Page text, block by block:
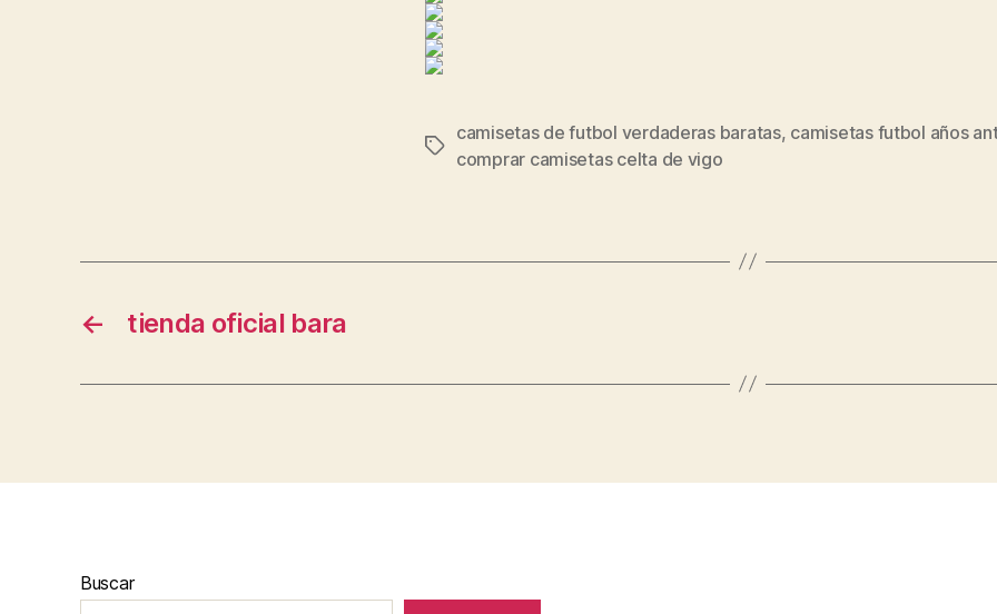
Etiquetas
camisetas de futbol verdaderas baratas, camisetas futbol años
comprar camisetas celta de vigo
← tienda oficial bara
Buscar